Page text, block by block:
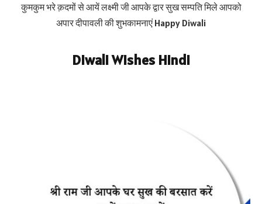
कुमकुम भरे क़दमों से आयें लक्ष्मी जी आपके द्वार सुख सम्पति मिले आपको
अपार दीपावली की शुभकामनाएं Happy Diwali
Diwali Wishes Hindi